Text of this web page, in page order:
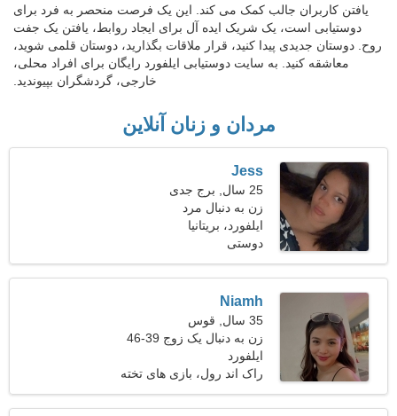
یافتن کاربران جالب کمک می کند. این یک فرصت منحصر به فرد برای
دوستیابی است، یک شریک ایده آل برای ایجاد روابط، یافتن یک جفت
روح. دوستان جدیدی پیدا کنید، قرار ملاقات بگذارید، دوستان قلمی شوید،
معاشقه کنید. به سایت دوستیابی ایلفورد رایگان برای افراد محلی،
خارجی، گردشگران بپیوندید.
مردان و زنان آنلاین
Jess
25 سال, برج جدی
زن به دنبال مرد
ایلفورد، بریتانیا
دوستی
Niamh
35 سال, قوس
زن به دنبال یک زوج 39-46
ایلفورد
راک اند رول، بازی های تخته
ای